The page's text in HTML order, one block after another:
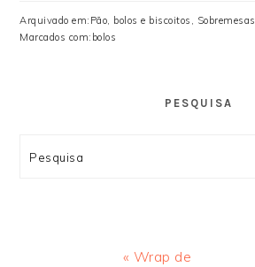
Arquivado em: Pão, bolos e biscoitos , Sobremesas
Marcados com: bolos
PESQUISA
Search
Previous
« Wrap de